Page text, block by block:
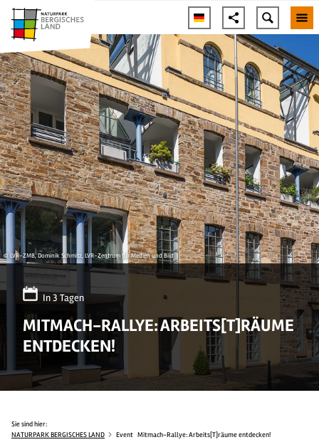
© LVR-ZMB, Dominik Schmitz, LVR-Zentrum für Medien und Bild
In 3 Tagen
MITMACH-RALLYE: ARBEITS[T]RÄUME
ENTDECKEN!
Sie sind hier:
NATURPARK BERGISCHES LAND
Event Mitmach-Rallye: Arbeits[T]räume entdecken!